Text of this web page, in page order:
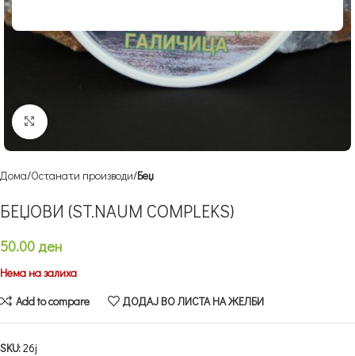
Кликнете за зголемување
Дома Останати производи Беџ
БЕЏОВИ (ST.NAUM COMPLEKS)
50.00ден
Нема на залиха
Add to compare
ДОДАЈ ВО ЛИСТА НА ЖЕЛБИ
SKU:26j